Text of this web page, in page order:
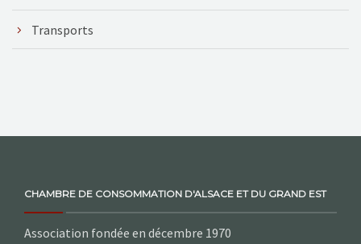
Transports
CHAMBRE DE CONSOMMATION D'ALSACE ET DU GRAND EST
Association fondée en décembre 1970